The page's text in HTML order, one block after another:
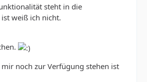
steht in die
weiß ich nicht.
noch zur Verfügung stehen ist